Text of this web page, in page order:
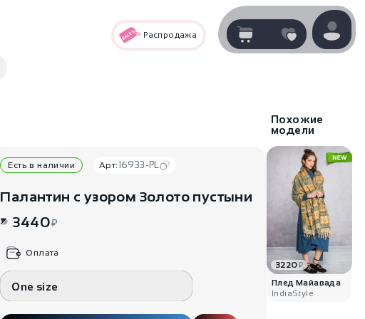
Распродажа
Корзина покупок пуста..
Есть в наличии Арт: 16933-PL
Палантин с узором Золото пустыни
3440₽
Оплата
One size
Похожие
модели
3220₽
Плед Майавада
IndiaStyle